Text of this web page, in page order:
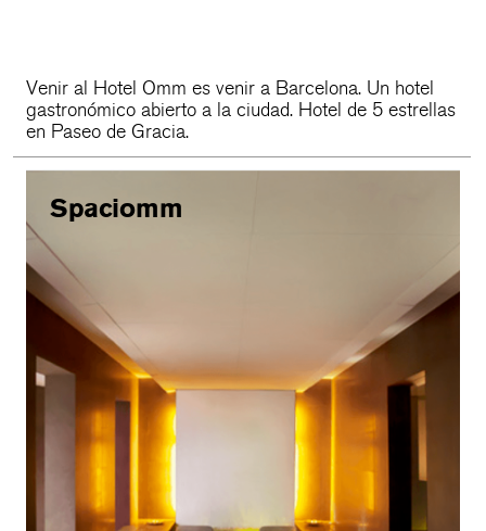
Venir al Hotel Omm es venir a Barcelona. Un hotel
gastronómico abierto a la ciudad. Hotel de 5 estrellas
en Paseo de Gracia.
Spaciomm